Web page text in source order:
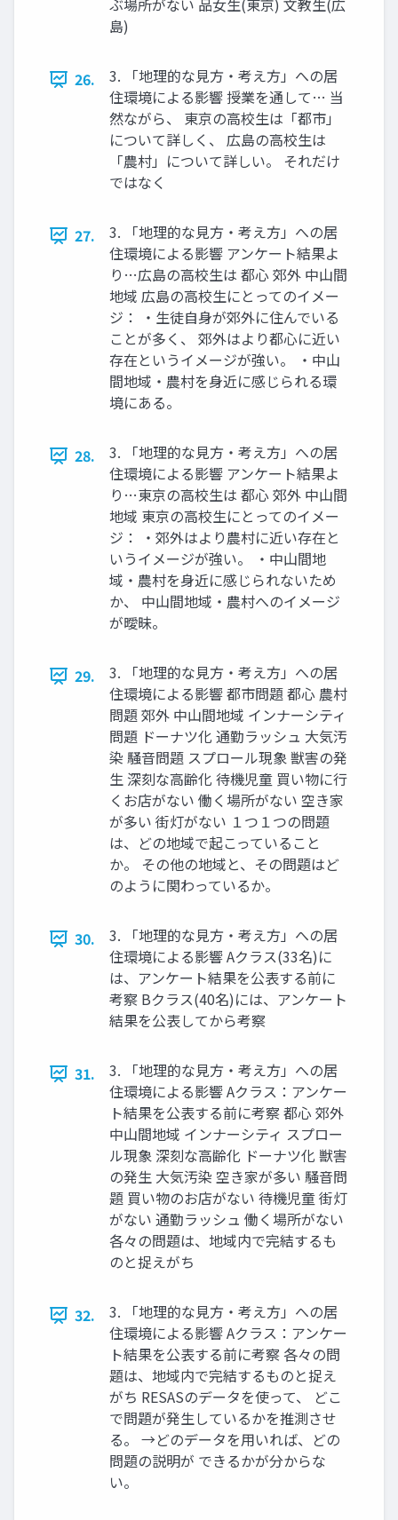
ぶ場所がない 品女生(東京) 文教生(広
島)
26.
3. 「地理的な見方・考え方」への居
住環境による影響 授業を通して… 当
然ながら、 東京の高校生は「都市」
について詳しく、 広島の高校生は
「農村」について詳しい。 それだけ
ではなく
27.
3. 「地理的な見方・考え方」への居
住環境による影響 アンケート結果よ
り…広島の高校生は 都心 郊外 中山間
地域 広島の高校生にとってのイメー
ジ： ・生徒自身が郊外に住んでいる
ことが多く、 郊外はより都心に近い
存在というイメージが強い。 ・中山
間地域・農村を身近に感じられる環
境にある。
28.
3. 「地理的な見方・考え方」への居
住環境による影響 アンケート結果よ
り…東京の高校生は 都心 郊外 中山間
地域 東京の高校生にとってのイメー
ジ： ・郊外はより農村に近い存在と
いうイメージが強い。 ・中山間地
域・農村を身近に感じられないため
か、 中山間地域・農村へのイメージ
が曖昧。
29.
3. 「地理的な見方・考え方」への居
住環境による影響 都市問題 都心 農村
問題 郊外 中山間地域 インナーシティ
問題 ドーナツ化 通勤ラッシュ 大気汚
染 騒音問題 スプロール現象 獣害の発
生 深刻な高齢化 待機児童 買い物に行
くお店がない 働く場所がない 空き家
が多い 街灯がない １つ１つの問題
は、どの地域で起こっていること
か。 その他の地域と、その問題はど
のように関わっているか。
30.
3. 「地理的な見方・考え方」への居
住環境による影響 Aクラス(33名)に
は、アンケート結果を公表する前に
考察 Bクラス(40名)には、アンケート
結果を公表してから考察
31.
3. 「地理的な見方・考え方」への居
住環境による影響 Aクラス：アンケー
ト結果を公表する前に考察 都心 郊外
中山間地域 インナーシティ スプロー
ル現象 深刻な高齢化 ドーナツ化 獣害
の発生 大気汚染 空き家が多い 騒音問
題 買い物のお店がない 待機児童 街灯
がない 通勤ラッシュ 働く場所がない
各々の問題は、地域内で完結するも
のと捉えがち
32.
3. 「地理的な見方・考え方」への居
住環境による影響 Aクラス：アンケー
ト結果を公表する前に考察 各々の問
題は、地域内で完結するものと捉え
がち RESASのデータを使って、 どこ
で問題が発生しているかを推測させ
る。 →どのデータを用いれば、どの
問題の説明が できるかが分からな
い。